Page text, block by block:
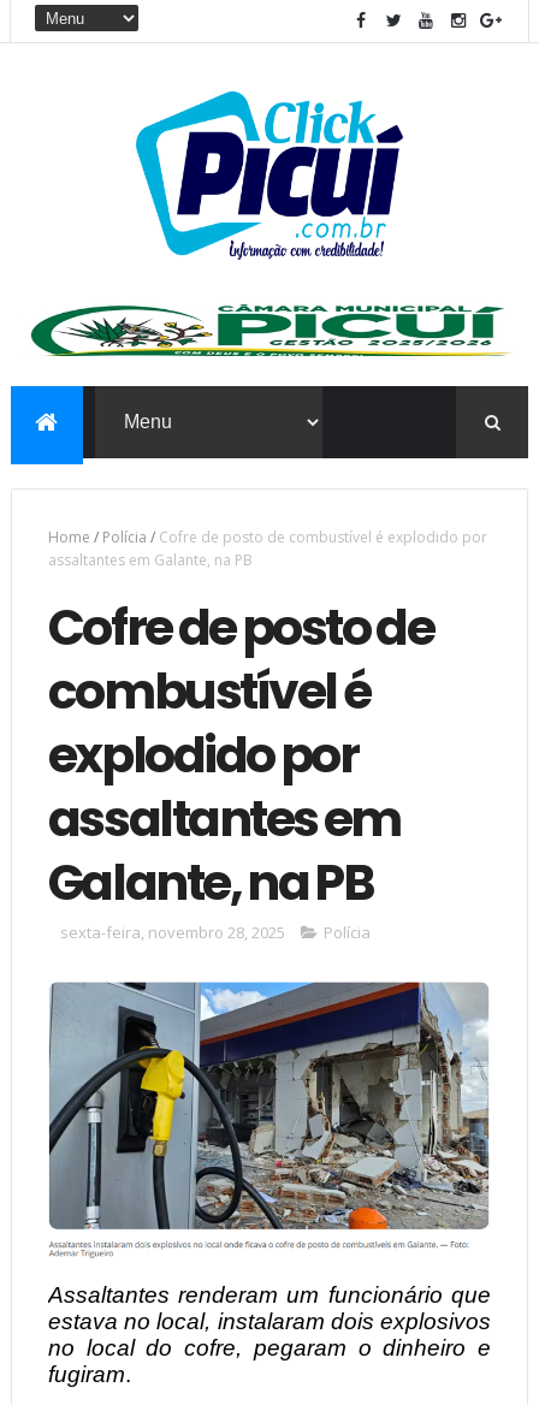
Home / Polícia / Cofre de posto de combustível é explodido por
assaltantes em Galante, na PB
Cofre de posto de
combustível é
explodido por
assaltantes em
Galante, na PB
sexta-feira, novembro 28, 2025 Polícia
Assaltantes renderam um funcionário que
estava no local, instalaram dois explosivos
no local do cofre, pegaram o dinheiro e
fugiram.